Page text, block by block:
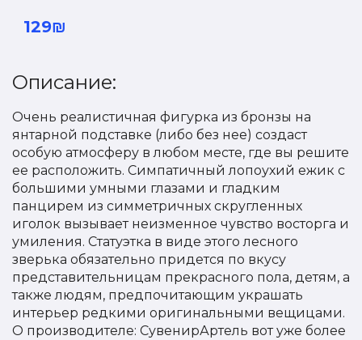
129₪
Описание:
Очень реалистичная фигурка из бронзы на
янтарной подставке (либо без нее) создаст
особую атмосферу в любом месте, где вы решите
ее расположить. Симпатичный лопоухий ежик с
большими умными глазами и гладким
панцирем из симметричных скругленных
иголок вызывает неизменное чувство восторга и
умиления. Статуэтка в виде этого лесного
зверька обязательно придется по вкусу
представительницам прекрасного пола, детям, а
также людям, предпочитающим украшать
интерьер редкими оригинальными вещицами.
О производителе: СувенирАртель вот уже более